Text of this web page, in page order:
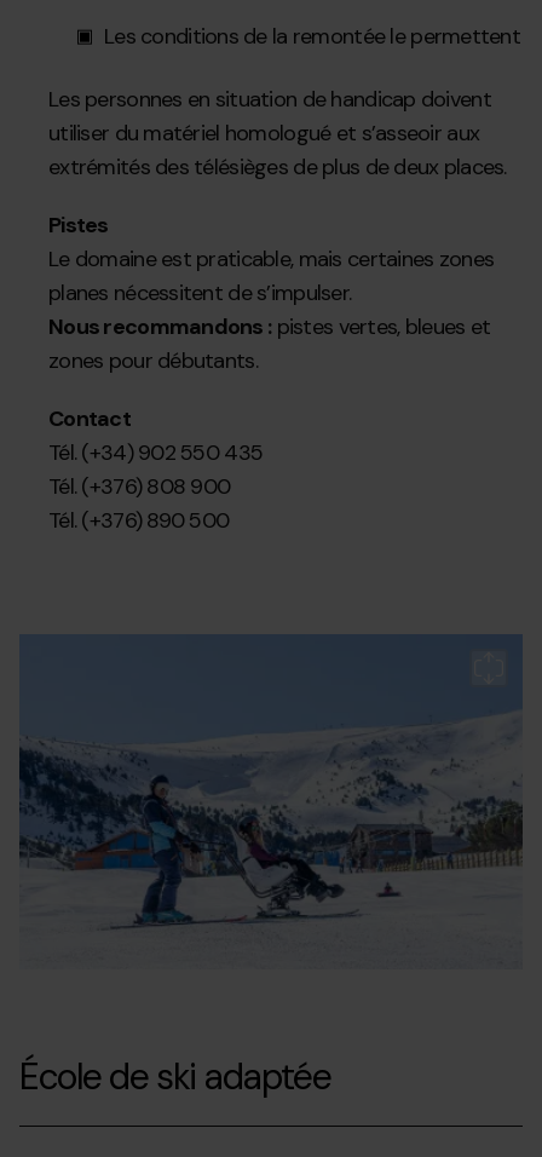
Les conditions de la remontée le permettent
Les personnes en situation de handicap doivent
utiliser du matériel homologué et s’asseoir aux
extrémités des télésièges de plus de deux places.
Pistes
Le domaine est praticable, mais certaines zones
planes nécessitent de s’impulser.
Nous recommandons :pistes vertes, bleues et
zones pour débutants.
Contact
Tél. (+34) 902 550 435
Tél. (+376) 808 900
Tél. (+376) 890 500
École de ski adaptée